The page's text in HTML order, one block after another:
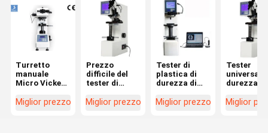
Turretto
manuale
Micro Vickers
Test
Miglior prezzo
Prezzo
difficile del
tester di
Rockwell
Miglior prezzo
Tester di
plastica di
durezza di
prezzo del
Miglior prezzo
Tester
universale
durezza di
Rockwell
Miglior